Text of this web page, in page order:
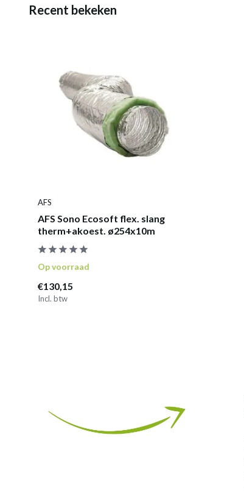
Recent bekeken
AFS
AFS Sono Ecosoft flex. slang
therm+akoest. ø254x10m
Op voorraad
€130,15
Incl. btw